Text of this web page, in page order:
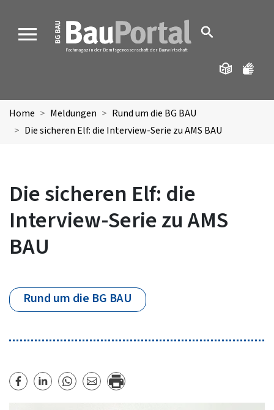
MENU
Fachmagazin der Berufsgenossenschaft der Bauwirtschaft
Home Meldungen
Rund um die BG BAU
Die sicheren Elf: die Interview-Serie zu AMS BAU
Die sicheren Elf: die
Interview-Serie zu AMS
BAU
Rund um die BG BAU